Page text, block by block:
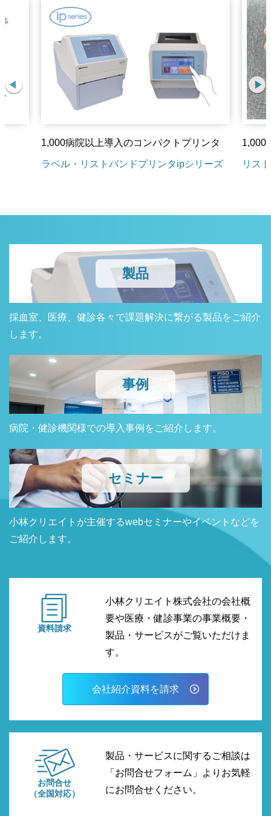
1,000病院以上導入のコンパクトプリンタ
ラベル・リストバンドプリンタipシリーズ
1,000
リス
製品
採血室、医療、健診各々で課題解決に繋がる製品をご紹介
します。
事例
病院・健診機関様での導入事例をご紹介します。
セミナー
小林クリエイトが主催するwebセミナーやイベントなどを
ご紹介します。
資料請求
小林クリエイト株式会社の会社概
要や医療・健診事業の事業概要・
製品・サービスがご覧いただけま
す。
会社紹介資料を請求
お問合せ
（全国対応）
製品・サービスに関するご相談は
「お問合せフォーム」よりお気軽
にお問合せください。